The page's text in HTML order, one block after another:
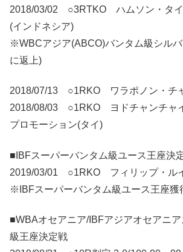
2018/03/02 ○3RTKO ハムソン・タイ
(インドネシア)
※WBCアジア(ABCO)バンタム級シル
に返上)
2018/07/13 ○1RKO ワラポノン・チ
2018/08/03 ○1RKO ヨドチャンチャ
プロモーション(タイ)
■IBFスーパーバンタム級ユース王座決
2019/03/01 ○1RKO フィリップ・ル
※IBFスーパーバンタム級ユース王座獲
■WBAオセアニア/IBFアジアオセアニ
級王座決定戦